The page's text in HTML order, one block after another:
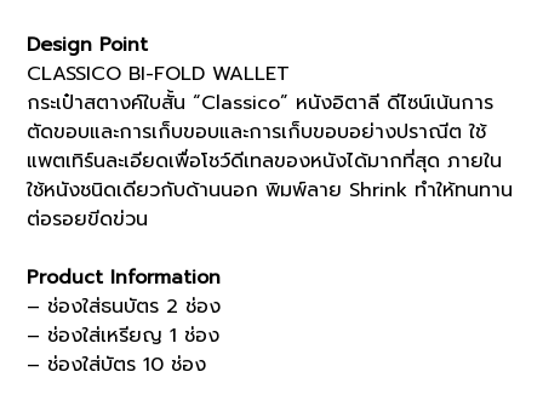
(07001537)
quantity
Design Point
CLASSICO BI-FOLD WALLET
กระเป๋าสตางค์ใบสั้น “Classico” หนังอิตาลี ดีไซน์เน้นการ
ตัดขอบและการเก็บขอบและการเก็บขอบอย่างปราณีต ใช้
แพตเทิร์นละเอียดเพื่อโชว์ดีเทลของหนังได้มากที่สุด ภายใน
ใช้หนังชนิดเดียวกับด้านนอก พิมพ์ลาย Shrink ทำให้ทนทาน
ต่อรอยขีดข่วน
Product Information
– ช่องใส่ธนบัตร 2 ช่อง
– ช่องใส่เหรียญ 1 ช่อง
– ช่องใส่บัตร 10 ช่อง